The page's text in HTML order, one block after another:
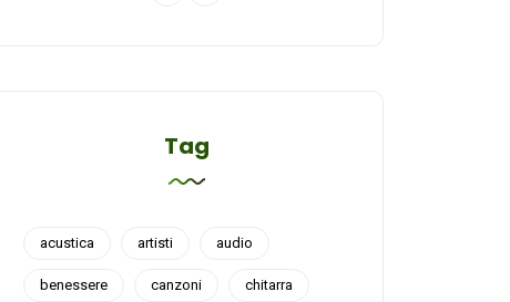
Tag
acustica artisti audio
benessere canzoni chitarra